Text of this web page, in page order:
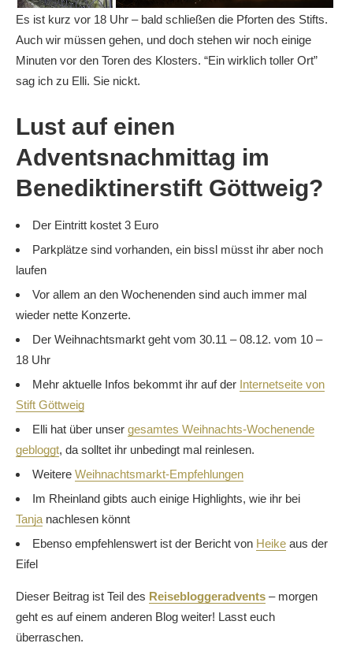
Es ist kurz vor 18 Uhr – bald schließen die Pforten des Stifts.
Auch wir müssen gehen, und doch stehen wir noch einige
Minuten vor den Toren des Klosters. “Ein wirklich toller Ort”
sag ich zu Elli. Sie nickt.
Lust auf einen
Adventsnachmittag im
Benediktinerstift Göttweig?
Der Eintritt kostet 3 Euro
Parkplätze sind vorhanden, ein bissl müsst ihr aber noch
laufen
Vor allem an den Wochenenden sind auch immer mal
wieder nette Konzerte.
Der Weihnachtsmarkt geht vom 30.11 – 08.12. vom 10 –
18 Uhr
Mehr aktuelle Infos bekommt ihr auf der Internetseite von
Stift Göttweig
Elli hat über unser gesamtes Weihnachts-Wochenende
gebloggt, da solltet ihr unbedingt mal reinlesen.
Weitere Weihnachtsmarkt-Empfehlungen
Im Rheinland gibts auch einige Highlights, wie ihr bei
Tanja nachlesen könnt
Ebenso empfehlenswert ist der Bericht von Heike aus der
Eifel
Dieser Beitrag ist Teil des Reisebloggeradvents – morgen
geht es auf einem anderen Blog weiter! Lasst euch
überraschen.